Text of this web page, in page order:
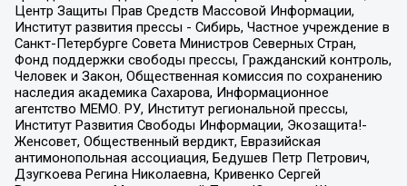
Центр Защиты Прав Средств Массовой Информации,
Институт развития прессы - Сибирь, Частное учреждение в
Санкт-Петербурге Совета Министров Северных Стран,
Фонд поддержки свободы прессы, Гражданский контроль,
Человек и Закон, Общественная комиссия по сохранению
наследия академика Сахарова, Информационное
агентство МЕМО. РУ, Институт региональной прессы,
Институт Развития Свободы Информации, Экозащита!-
Женсовет, Общественный вердикт, Евразийская
антимонопольная ассоциация, Бедушев Петр Петрович,
Дзугкоева Регина Николаевна, Кривенко Сергей